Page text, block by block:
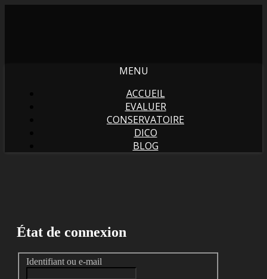
MENU
ACCUEIL
EVALUER
CONSERVATOIRE
DICO
BLOG
État de connexion
Identifiant ou e-mail